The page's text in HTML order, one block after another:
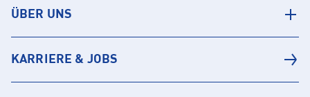
ÜBER UNS
KARRIERE & JOBS